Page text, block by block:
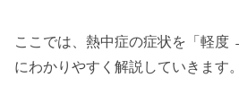
ここでは、熱中症の症状を「軽
にわかりやすく解説していきます。